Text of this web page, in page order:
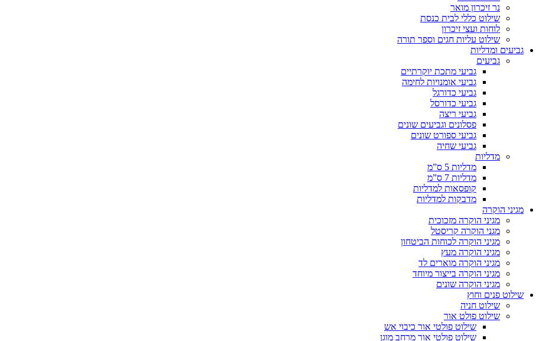
נר זיכרון מואר
שילוט כללי לבית כנסת
לוחות ועצי זיכרון
שילוט עליות חגים וספר תורה
גביעים ומדליות
גביעים
גביעי מתכת יוקרתיים
גביעי אומנויות לחימה
גביעי כדורגל
גביעי כדורסל
גביעי ריצה
פסלונים וגביעים שונים
גביעי ספורט שונים
גביעי שחיה
מדליות
מדליות 5 ס”מ
מדליות 7 ס”מ
קופסאות למדליות
מדבקות למדליות
מגיני הוקרה
מגיני הוקרה מזכוכית
מגני הוקרה קריסטל
מגיני הוקרה לכוחות הביטחון
מגיני הוקרה מעץ
מגיני הוקרה מוארים לד
מגיני הוקרה בייצור מיוחד
מגיני הוקרה שונים
שילוט פנים וחוץ
שילוט חניה
שילוט פולט אור
שילוט פולטי אור כיבוי אש
שילוט פולטי אור מרחב מוגן